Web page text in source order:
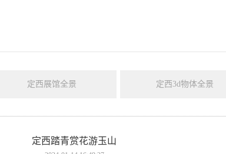
定西展馆全景 定西3d物体全景
定西踏青赏花游玉山